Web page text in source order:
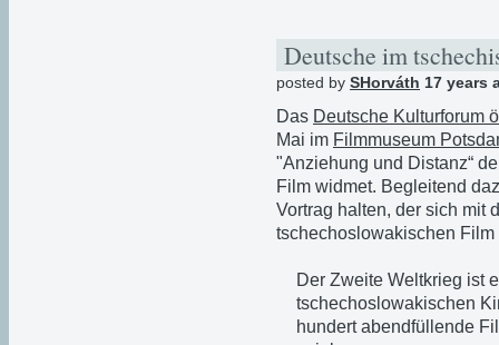
Deutsche im
posted by SHorváth 17 years
Das Deutsche Kulturforum
Mai im Filmmuseum
"Anziehung und Distanz“
Film widmet. Begleitend
Vortrag halten, der sich mit
tschechoslowakischen Film
Der Zweite Weltkrieg ist
tschechoslowakischen
hundert abendfüllende